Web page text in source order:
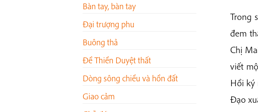
Bàn tay, bàn tay
Đại trượng phu
Buông thả
Đề Thiền Duyệt thất
Dòng sông chiều và hồn đất
Giao cảm
Trong
đem
Chị
viết
Hồi ký
Đạo